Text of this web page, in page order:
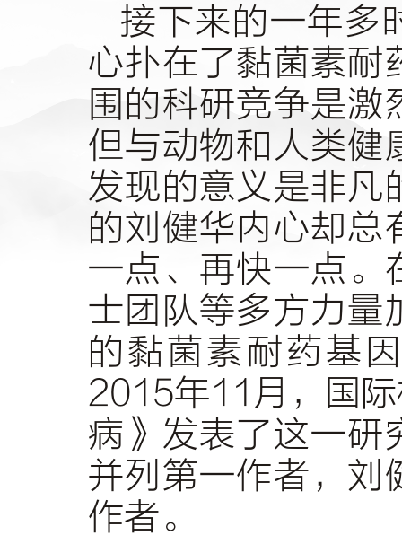
接下来的一年多
心扑在了黏菌素耐
围的科研竞争是激
但与动物和人类健
发现的意义是非凡
的刘健华内心却总
一点、再快一点。
士团队等多方力量
的黏菌素耐药基
2015年11月，国
病》发表了这一研
并列第一作者，刘
作者。